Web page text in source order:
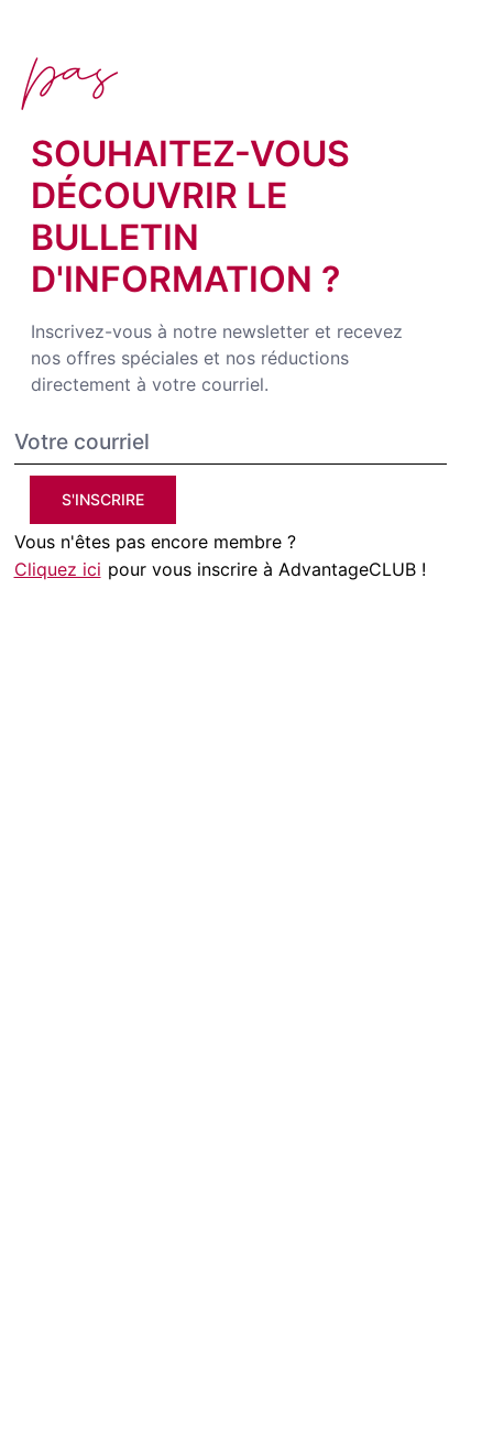
SOUHAITEZ-VOUS
DÉCOUVRIR LE
BULLETIN
D'INFORMATION ?
Inscrivez-vous à notre newsletter et recevez
nos offres spéciales et nos réductions
directement à votre courriel.
S'INSCRIRE
Vous n'êtes pas encore membre ?
Cliquez ici pour vous inscrire à AdvantageCLUB !
pas